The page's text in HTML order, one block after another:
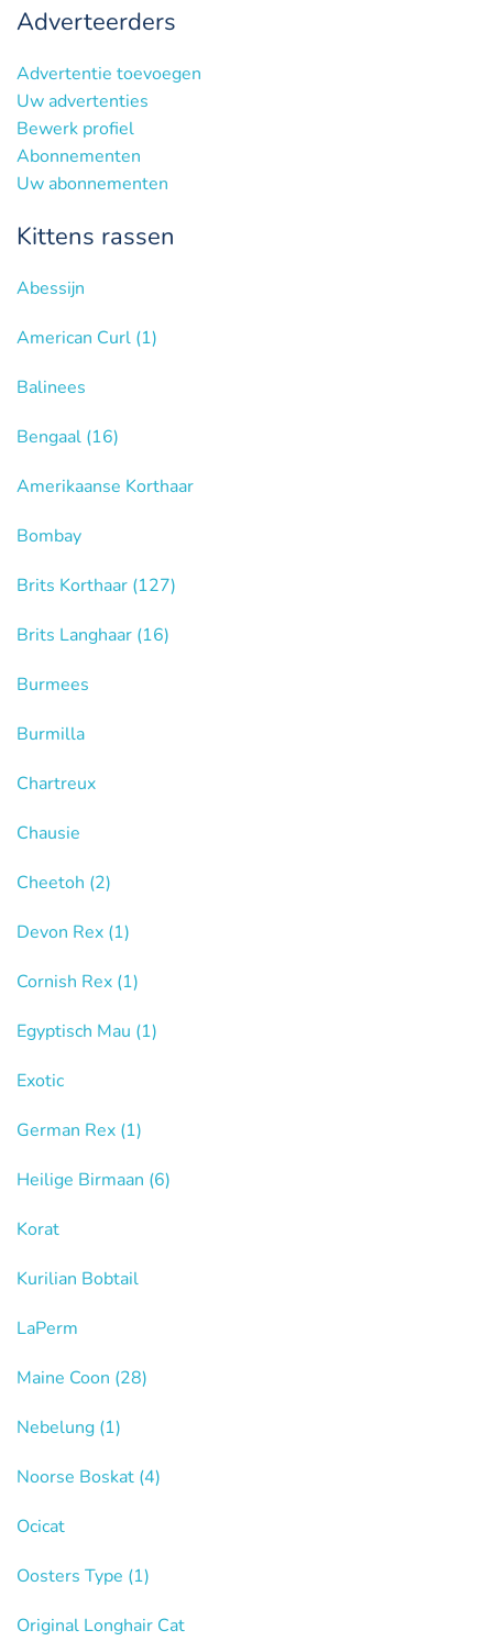
Adverteerders
Advertentie toevoegen
Uw advertenties
Bewerk profiel
Abonnementen
Uw abonnementen
Kittens rassen
Abessijn
American Curl (1)
Balinees
Bengaal (16)
Amerikaanse Korthaar
Bombay
Brits Korthaar (127)
Brits Langhaar (16)
Burmees
Burmilla
Chartreux
Chausie
Cheetoh (2)
Devon Rex (1)
Cornish Rex (1)
Egyptisch Mau (1)
Exotic
German Rex (1)
Heilige Birmaan (6)
Korat
Kurilian Bobtail
LaPerm
Maine Coon (28)
Nebelung (1)
Noorse Boskat (4)
Ocicat
Oosters Type (1)
Original Longhair Cat